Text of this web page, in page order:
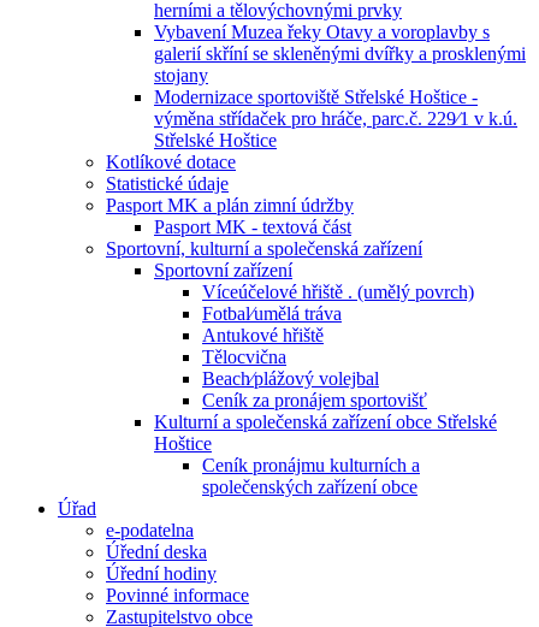
herními a tělovýchovnými prvky
Vybavení Muzea řeky Otavy a voroplavby s
galerií skříní se skleněnými dvířky a prosklenými
stojany
Modernizace sportoviště Střelské Hoštice -
výměna střídaček pro hráče, parc.č. 229⁄1 v k.ú.
Střelské Hoštice
Kotlíkové dotace
Statistické údaje
Pasport MK a plán zimní údržby
Pasport MK - textová část
Sportovní, kulturní a společenská zařízení
Sportovní zařízení
Víceúčelové hřiště . (umělý povrch)
Fotbal⁄umělá tráva
Antukové hřiště
Tělocvična
Beach⁄plážový volejbal
Ceník za pronájem sportovišť
Kulturní a společenská zařízení obce Střelské
Hoštice
Ceník pronájmu kulturních a
společenských zařízení obce
Úřad
e-podatelna
Úřední deska
Úřední hodiny
Povinné informace
Zastupitelstvo obce